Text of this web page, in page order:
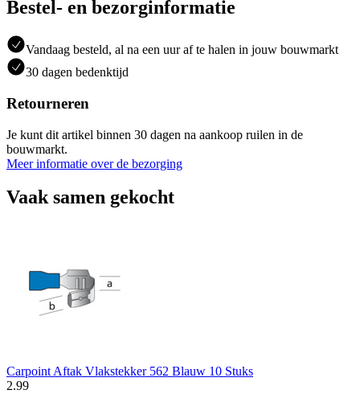
Bestel- en bezorginformatie
Vandaag besteld, al na een uur af te halen in jouw bouwmarkt
30 dagen bedenktijd
Retourneren
Je kunt dit artikel binnen 30 dagen na aankoop ruilen in de
bouwmarkt.
Meer informatie over de bezorging
Vaak samen gekocht
Carpoint Aftak Vlakstekker 562 Blauw 10 Stuks
2.99